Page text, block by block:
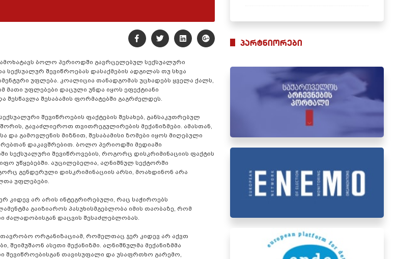
ბოლო პერიოდში გავრცელებულ სექსუალური
სექსუალურ შევიწროებას დასაქმების ადგილას თუ სხვა
უფლება. კოალიცია თანადგომას უცხადებს ყველა ქალს,
მათი უფლებები დაცული უნდა იყოს ეფექტიანი
შესწავლა შესაბამის ფორმატებში გაგრძელდეს.
შევიწროების ფაქტების შესახებ, განსაკუთრებულ
გავაძლიეროთ თვითრეგულირების მექანიზმები. ამასთან,
და გამოვლენის მიზნით, შესაბამისი ზომები იყოს მიღებული
დაკავშრებით. ბოლო პერიოდში მედიაში
სექსუალური შევიწროვების, როგორც დისკრიმინაციის ფაქტის
უწყებებში. აუცილებელია, აღნიშნულ სექტორში
გენდერული დისკრიმინაციის არსი, მოახდინონ არა
უფლებები.
კიდევ არ არის ინტეგრირებული, რაც საჭიროებს
გაიზიაროს პასუხისმგებლობა იმის თაობაზე, რომ
ძალადობისგან დაცვის შესაძლებლობას.
ორგანიზაციამ, რომელთაც ჯერ კიდევ არ აქვთ
შეიმუშაონ ასეთი მექანიზმი. აღნიშნულმა მექანიზმმა
შევიწროებისგან თავისუფალი და უსაფრთხო გარემო,
პარტნიორები